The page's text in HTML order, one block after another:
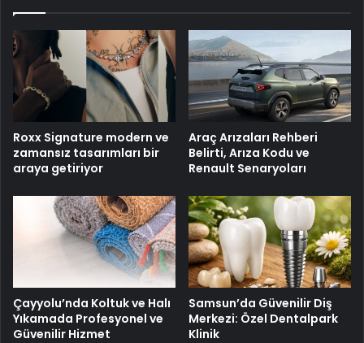
Roxx Signature modern ve
zamansız tasarımları bir
araya getiriyor
Araç Arızaları Rehberi
Belirti, Arıza Kodu ve
Renault Senaryoları
Çayyolu’nda Koltuk ve Halı
Yıkamada Profesyonel ve
Güvenilir Hizmet
Samsun’da Güvenilir Diş
Merkezi: Özel Dentalpark
Klinik